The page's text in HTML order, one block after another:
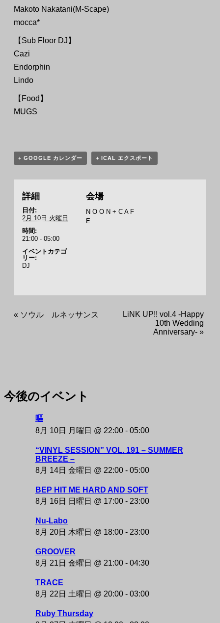
Makoto Nakatani(M-Scape)
mocca*
【Sub Floor DJ】
Cazi
Endorphin
Lindo
【Food】
MUGS
+ GOOGLE カレンダー + ICAL エクスポート
詳細
日付:
2月 10日 火曜日
時間:
21:00 - 05:00
イベントカテゴ
リー:
DJ
会場
N O O N + C A F
E
« ソウル ルネッサンス
LiNK UP!! vol.4 -Happy
10th Wedding
Anniversary- »
NAKAZAKI DEPOT
今後のイベント
嘔
8月 10日 月曜日 @ 22:00 - 05:00
“VINYL SESSION” VOL. 191 – SUMMER
BREEZE –
8月 14日 金曜日 @ 22:00 - 05:00
BEP HIT ME HARD AND SOFT
8月 16日 日曜日 @ 17:00 - 23:00
Nu-Labo
8月 20日 木曜日 @ 18:00 - 23:00
GROOVER
8月 21日 金曜日 @ 21:00 - 04:30
TRACE
8月 22日 土曜日 @ 20:00 - 03:00
Ruby Thursday